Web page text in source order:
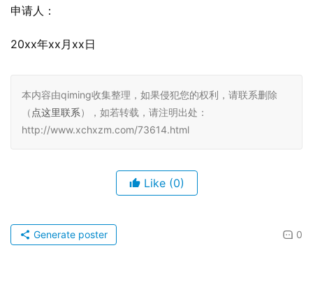
申请人：
20xx年xx月xx日
本内容由qiming收集整理，如果侵犯您的权利，请联系删除
（ 点这里联系），如若转载，请注明出处：
http://www.xchxzm.com/73614.html
Like (0)
0
Generate poster